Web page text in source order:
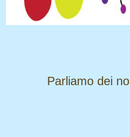
​​​​​​​Parliamo dei